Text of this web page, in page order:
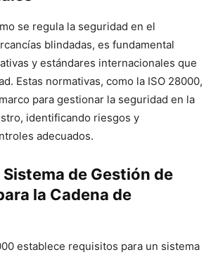
se regula la seguridad en el
blindadas, es fundamental
y estándares internacionales que
Estas normativas, como la ISO 28000,
para gestionar la seguridad en la
identificando riesgos y
adecuados.
de Gestión de
la Cadena de
establece requisitos para un sistema